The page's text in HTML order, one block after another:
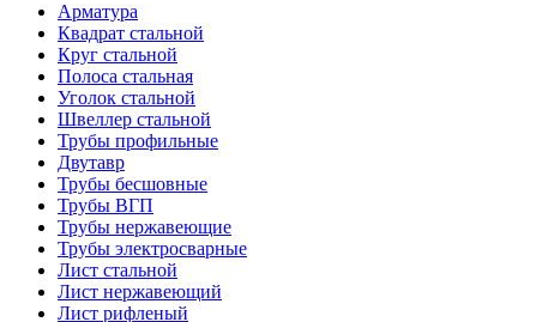
Арматура
Квадрат стальной
Круг стальной
Полоса стальная
Уголок стальной
Швеллер стальной
Трубы профильные
Двутавр
Трубы бесшовные
Трубы ВГП
Трубы нержавеющие
Трубы электросварные
Лист стальной
Лист нержавеющий
Лист рифленый